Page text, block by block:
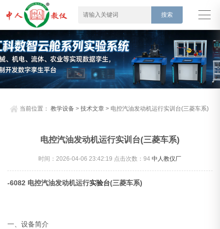
当前位置：教学设备 >技术文章 > 电控汽油发动机运行实训台(三菱车系)
电控汽油发动机运行实训台(三菱车系)
时间：2026-04-06 23:42:19 点击次数：94中人教仪厂
-6082 电控汽油发动机运行实验台(三菱车系)
一、设备简介